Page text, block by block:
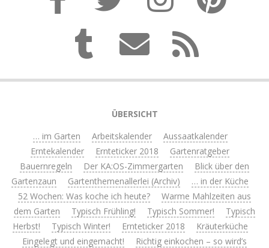
ÜBERSICHT
… im Garten
Arbeitskalender
Aussaatkalender
Erntekalender
Ernteticker 2018
Gartenratgeber
Bauernregeln
Der KA:OS-Zimmergarten
Blick über den
Gartenzaun
Gartenthemenallerlei (Archiv)
… in der Küche
52 Wochen: Was koche ich heute?
Warme Mahlzeiten aus
dem Garten
Typisch Frühling! Typisch Sommer!
Typisch
Herbst!
Typisch Winter! Ernteticker 2018
Kräuterküche
Eingelegt und eingemacht!
Richtig einkochen – so wird’s